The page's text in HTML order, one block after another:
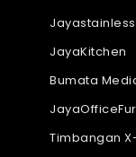
Jayastainless
JayaKitchen
Bumata
Timbangan